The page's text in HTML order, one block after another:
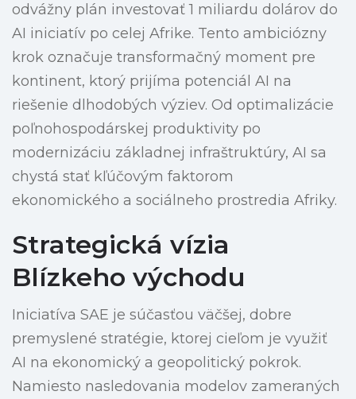
odvážny plán investovať 1 miliardu dolárov do
AI iniciatív po celej Afrike. Tento ambiciózny
krok označuje transformačný moment pre
kontinent, ktorý prijíma potenciál AI na
riešenie dlhodobých výziev. Od optimalizácie
poľnohospodárskej produktivity po
modernizáciu základnej infraštruktúry, AI sa
chystá stať kľúčovým faktorom
ekonomického a sociálneho prostredia Afriky.
Strategická vízia
Blízkeho východu
Iniciatíva SAE je súčasťou väčšej, dobre
premyslené stratégie, ktorej cieľom je využiť
AI na ekonomický a geopolitický pokrok.
Namiesto nasledovania modelov zameraných